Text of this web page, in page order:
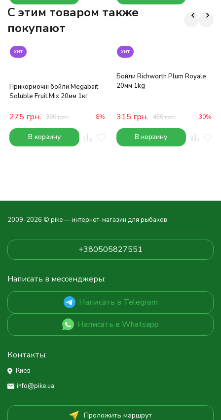
C этим товаром также
покупают
хит
Прикормочні бойли Megabait
Soluble Fruit Mix 20мм 1кг
275 грн. 300грн. -8%
В корзину
хит
Бойли Richworth Plum Royale
20мм 1kg
315 грн. 450грн. -30%
В корзину
2009-2026 © pike — интернет-магазин для рыбаков
+380505827551
Написать в мессенджеры:
Написать в Telegram
Написать в Whatsapp
Контакты:
Киев
info@pike.ua
Проложить маршрут